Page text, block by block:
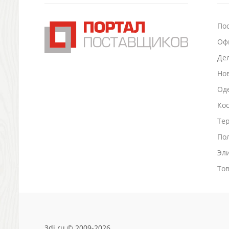
Подставки для визиток записок телефонов
Промо
Антистрессы
Визитницы настольные